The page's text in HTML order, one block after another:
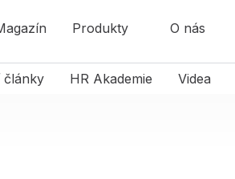
Produkty O nás
články HR Akademie Videa